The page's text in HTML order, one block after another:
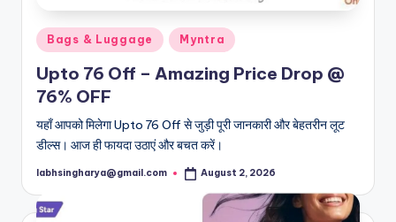
Posted
in
Bags & Luggage Myntra
Upto 76 Off – Amazing Price Drop @
76% OFF
यहाँ आपको मिलेगा Upto 76 Off से जुड़ी पूरी जानकारी और बेहतरीन लूट
डील्स। आज ही फायदा उठाएं और बचत करें।
Posted
labhsingharya@gmail.com August 2, 2026